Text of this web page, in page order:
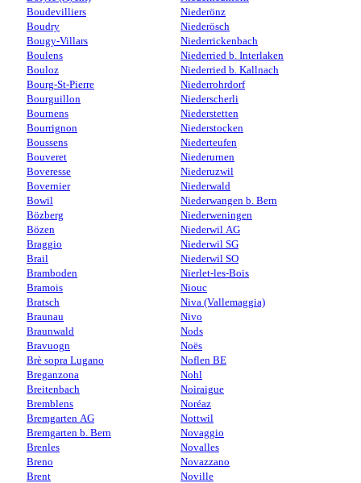
Boudevilliers
Boudry
Bougy-Villars
Boulens
Bouloz
Bourg-St-Pierre
Bourguillon
Bournens
Bourrignon
Boussens
Bouveret
Boveresse
Bovernier
Bowil
Bözberg
Bözen
Braggio
Brail
Bramboden
Bramois
Bratsch
Braunau
Braunwald
Bravuogn
Brè sopra Lugano
Breganzona
Breitenbach
Bremblens
Bremgarten AG
Bremgarten b. Bern
Brenles
Breno
Brent
Niederönz
Niederösch
Niederrickenbach
Niederried b. Interlaken
Niederried b. Kallnach
Niederrohrdorf
Niederscherli
Niederstetten
Niederstocken
Niederteufen
Niederurnen
Niederuzwil
Niederwald
Niederwangen b. Bern
Niederweningen
Niederwil AG
Niederwil SG
Niederwil SO
Nierlet-les-Bois
Niouc
Niva (Vallemaggia)
Nivo
Nods
Noës
Noflen BE
Nohl
Noiraigue
Noréaz
Nottwil
Novaggio
Novalles
Novazzano
Noville